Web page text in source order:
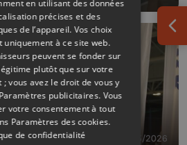
17 médailles
02/03/2026
en utilisant des données
précises et des
de l’appareil. Vos choix
uniquement à ce site web.
peuvent se fonder sur
plutôt que sur votre
; vous avez le droit de vous y
Paramètres publicitaires. Vous
votre consentement à tout
Paramètres des cookies.
de confidentialité